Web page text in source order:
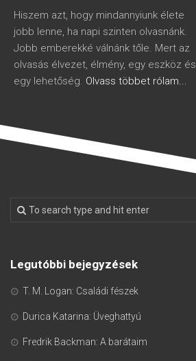
Hiszem azt, hogy mindannyiunk élete
jobb lenne, ha napi szinten olvasnánk.
Jobb emberekké válnánk tőle. Mert az
olvasás élvezet, élmény, egy eszköz és
egy lehetőség. Olvass többet rólam...
Legutóbbi bejegyzések
T. M. Logan: Családi fészek
Durica Katarina: Üveghattyú
Fredrik Backman: A barátaim